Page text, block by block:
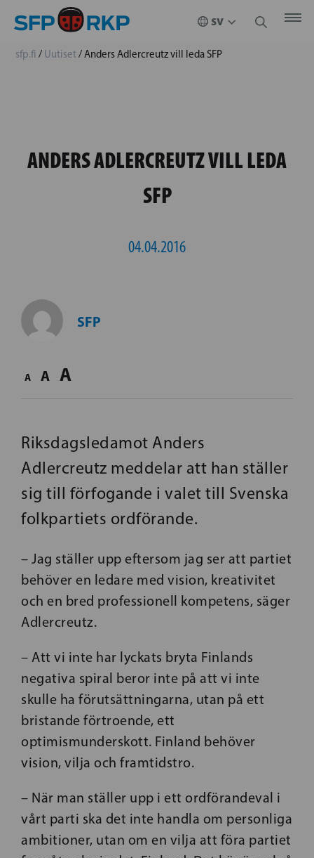
sfp.fi / Uutiset/Anders Adlercreutz vill leda SFP
ANDERS ADLERCREUTZ VILL LEDA
SFP
04.04.2016
SFP
A A A
Riksdagsledamot Anders
Adlercreutz meddelar att han ställer
sig till förfogande i valet till Svenska
folkpartiets ordförande.
– Jag ställer upp eftersom jag ser att partiet
behöver en ledare med vision, kreativitet
och en bred professionell kompetens, säger
Adlercreutz.
– Att vi inte har lyckats bryta Finlands
negativa spiral beror inte på att vi inte
skulle ha förutsättningarna, utan på ett
bristande förtroende, ett
optimismunderskott. Finland behöver
vision, vilja och framtidstro.
– När man ställer upp i ett ordförandeval i
vårt parti ska det inte handla om personliga
ambitioner, utan om en vilja att föra partiet